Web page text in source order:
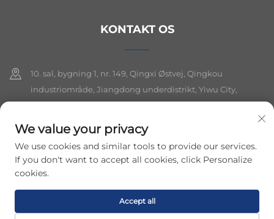
KONTAKT OS
10. sal, bygning 1, nr. 149, Qingxi Østvej, Qingkou
industriområde, Jiangdong underdistrikt, Yiwu City,
+86-19564394943
[email protected]
Ophavsret © 2026 Yiwu Lancui Jewelry Co., Ltd. Alle rettigheder
We value your privacy
We use cookies and similar tools to provide our services.
If you don't want to accept all cookies, click Personalize
cookies.
Accept all